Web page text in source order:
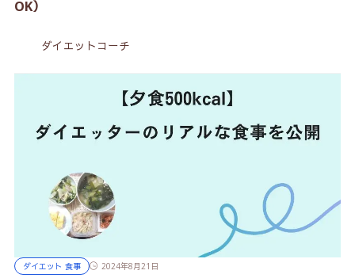
OK）
ダイエットコーチ
ダイエット 食事 2024年8月21日